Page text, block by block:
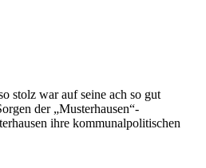
stolz war auf seine ach so gut
der „Musterhausen“-
ihre kommunalpolitischen